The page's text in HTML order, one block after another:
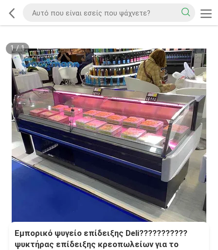
1/1
Εμπορικό ψυγείο επίδειξης Deli???????????
ψυκτήρας επίδειξης κρεοπωλείων για το